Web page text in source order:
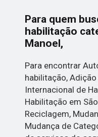
Para quem
habilitação
Manoel,
Para encontrar
habilitação,
Internacional de
Habilitação em
Reciclagem,
Mudança de